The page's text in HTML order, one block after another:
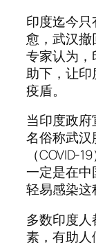
印度迄今
愈，武汉撤
专家认为，
助下，让
疫盾。
当印度政府
名俗称武汉
（COVID-
一定是在
轻易感染这
多数印度
素，有助